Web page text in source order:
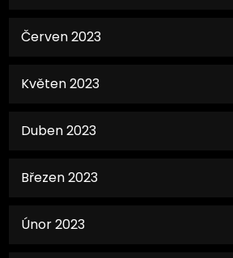
Červen 2023
Květen 2023
Duben 2023
Březen 2023
Únor 2023